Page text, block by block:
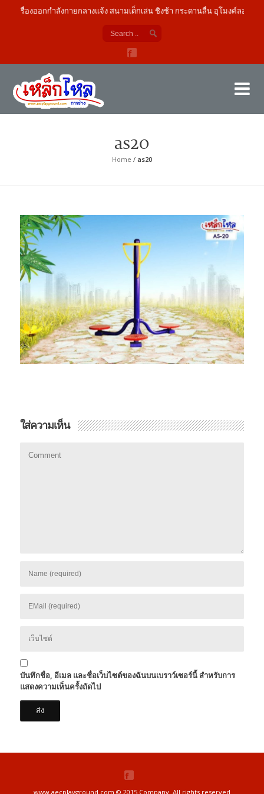
เครื่องออกกำลังกายกลางแจ้ง สนามเด็กเล่น ชิงช้า กระดานลื่น อุโมงค์ลอด
as20
Home / as20
ใส่ความเห็น
บันทึกชื่อ, อีเมล และชื่อเว็บไซต์ของฉันบนเบราว์เซอร์นี้ สำหรับการ
แสดงความเห็นครั้งถัดไป
www.aecplayground.com © 2015 Company. All rights reserved